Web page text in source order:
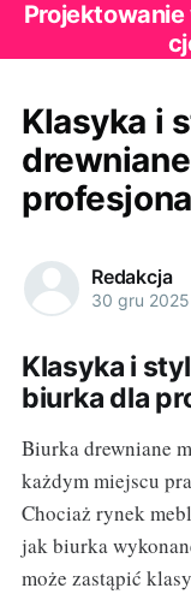
Klasyka i
Redakcja
30 gru 2025
Klasyka i
biurka dla
Biurka drewniane
każdym miejscu
Chociaż rynek
jak biurka
może zastąpić